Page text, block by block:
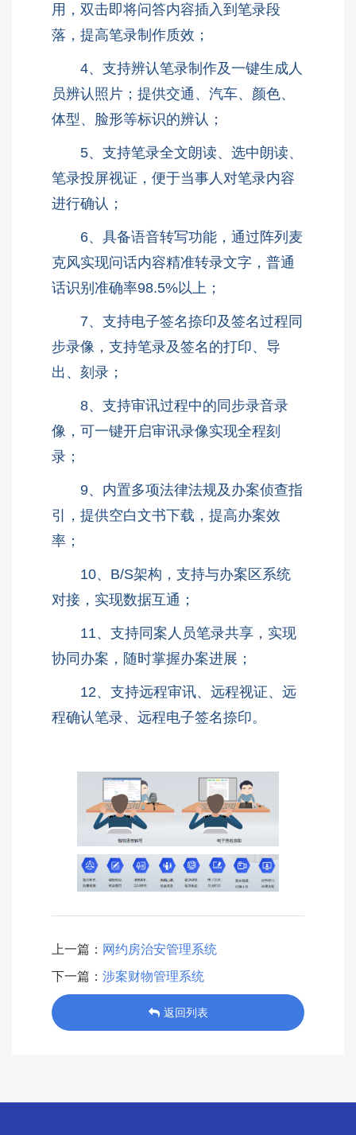
用，双击即将问答内容插入到笔录段
落，提高笔录制作质效；
4、支持辨认笔录制作及一键生成人
员辨认照片；提供交通、汽车、颜色、
体型、脸形等标识的辨认；
5、支持笔录全文朗读、选中朗读、
笔录投屏视证，便于当事人对笔录内容
进行确认；
6、具备语音转写功能，通过阵列麦
克风实现问话内容精准转录文字，普通
话识别准确率98.5%以上；
7、支持电子签名捺印及签名过程同
步录像，支持笔录及签名的打印、导
出、刻录；
8、支持审讯过程中的同步录音录
像，可一键开启审讯录像实现全程刻
录；
9、内置多项法律法规及办案侦查指
引，提供空白文书下载，提高办案效
率；
10、B/S架构，支持与办案区系统
对接，实现数据互通；
11、支持同案人员笔录共享，实现
协同办案，随时掌握办案进展；
12、支持远程审讯、远程视证、远
程确认笔录、远程电子签名捺印。
上一篇： 网约房治安管理系统
下一篇： 涉案财物管理系统
返回列表